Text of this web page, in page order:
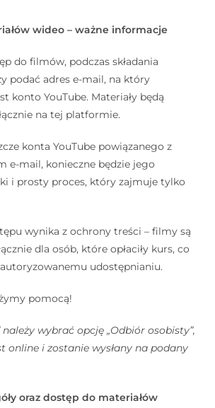
wideo – ważne informacje
do filmów, podczas składania
podać adres e-mail, na który
konto YouTube. Materiały będą
na tej platformie.
konta YouTube powiązanego z
e-mail, konieczne będzie jego
i prosty proces, który zajmuje tylko
wynika z ochrony treści – filmy są
dla osób, które opłaciły kurs, co
udostępnianiu.
pomocą!
należy wybrać opcję „Odbiór osobisty”,
online i zostanie wysłany na podany
oraz dostęp do materiałów